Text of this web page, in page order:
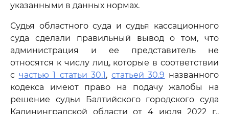
указанными в данных нормах.
Судья областного суда и судья кассационного
суда сделали правильный вывод о том, что
администрация и ее представитель не
относятся к числу лиц, которые в соответствии
с частью 1 статьи 30.1, статьей 30.9 названного
кодекса имеют право на подачу жалобы на
решение судьи Балтийского городского суда
Калининградской области от 4 июля 2022 г.,